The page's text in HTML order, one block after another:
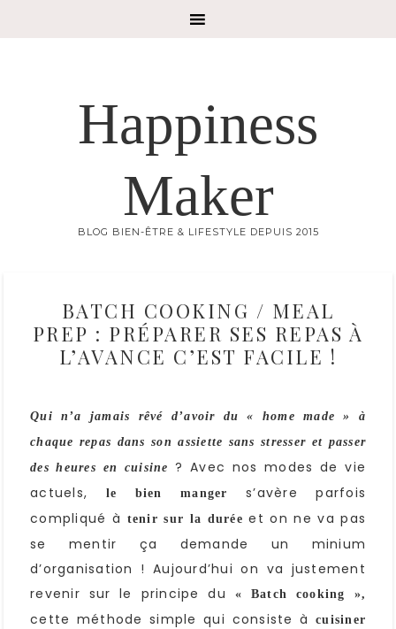
Happiness
Maker
BLOG BIEN-ÊTRE & LIFESTYLE DEPUIS 2015
BATCH COOKING / MEAL
PREP : PRÉPARER SES REPAS À
L’AVANCE C’EST FACILE !
Qui n’a jamais rêvé d’avoir du « home made » à
chaque repas dans son assiette sans stresser et passer
des heures en cuisine ? Avec nos modes de vie
actuels,
le bien manger
s’avère parfois
compliqué à tenir sur la durée et on ne va pas
se mentir ça demande un minium
d’organisation ! Aujourd’hui on va justement
revenir sur le principe du
« Batch cooking »,
cette méthode simple qui consiste à
cuisiner